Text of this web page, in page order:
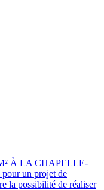
À LA CHAPELLE-
un projet de
la possibilité de réaliser